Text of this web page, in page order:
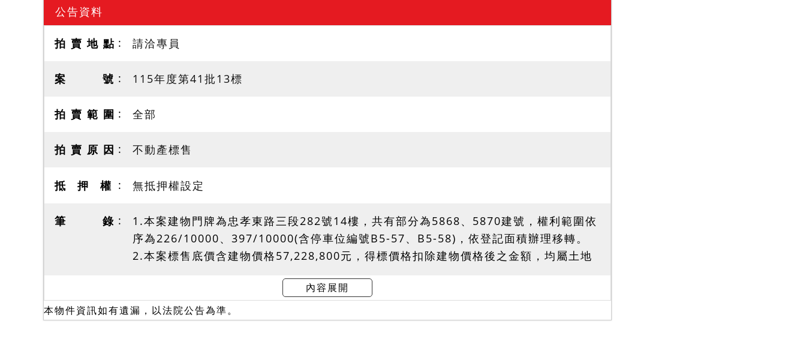
公告資料
拍 賣 地 點 請洽專員
案 號 115年度第41批13標
拍 賣 範 圍 全部
拍 賣 原 因 不動產標售
抵 押 權 無抵押權設定
筆 錄
1.本案建物門牌為忠孝東路三段282號14樓，共有部分為5868、5870建號，權利範圍依
序為226/10000、397/10000(含停車位編號B5-57、B5-58)，依登記面積辦理移轉。
2.本案標售底價含建物價格57,228,800元，得標價格扣除建物價格後之金額，均屬土地
3.依臺北市政府都市發展局111使字第0040號使用執照存根附表注意事項載略以，自取
得使用執照後之50年內，天橋及地下連通設施使用懷生段二小段43地號國私共有土地，
該地國有持分部分依財政部頒布「國有公用不動產收益原則」規定辦理並繳納租金，私有
內容展開
本物件資訊如有遺漏，以法院公告為準。